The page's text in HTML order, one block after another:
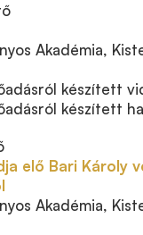
Akadémia,
készített
készített
elő Bari Károly
Akadémia,